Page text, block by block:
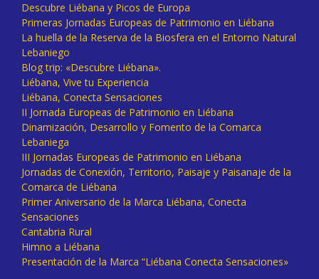
Descubre Liébana y Picos de Europa
Primeras Jornadas Europeas de Patrimonio en Liébana
La huella de la Reserva de la Biosfera en el Entorno Natural
Lebaniego
Blog trip: «Descubre Liébana».
Liébana, Vive tu Experiencia
Liébana, Conecta Sensaciones
II Jornada Europeas de Patrimonio en Liébana
Dinamización, Desarrollo y Fomento de la Comarca
Lebaniega
III Jornadas Europeas de Patrimonio en Liébana
Jornadas de Conexión, Territorio, Paisaje y Paisanaje de la
Comarca de Liébana
Primer Aniversario de la Marca Liébana, Conecta
Sensaciones
Cantabria Rural
Himno a Liébana
Presentación de la Marca “Liébana Conecta Sensaciones»